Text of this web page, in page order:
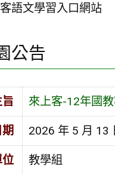
語文學習入口網站
公告
來上客-12年國
2026 年 5 月 13
位 教學組